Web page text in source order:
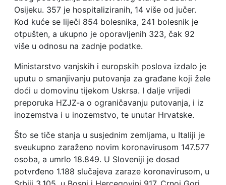
Osijeku. 357 je hospitaliziranih, 14 više od jučer.
Kod kuće se liječi 854 bolesnika, 241 bolesnik je
otpušten, a ukupno je oporavljenih 323, čak 92
više u odnosu na zadnje podatke.
Ministarstvo vanjskih i europskih poslova izdalo je
uputu o smanjivanju putovanja za građane koji žele
doći u domovinu tijekom Uskrsa. I dalje vrijedi
preporuka HZJZ-a o ograničavanju putovanja, i iz
inozemstva i u inozemstvo, te unutar Hrvatske.
Što se tiče stanja u susjednim zemljama, u Italiji je
sveukupno zaraženo novim koronavirusom 147.577
osoba, a umrlo 18.849. U Sloveniji je dosad
potvrđeno 1.188 slučajeva zaraze koronavirusom, u